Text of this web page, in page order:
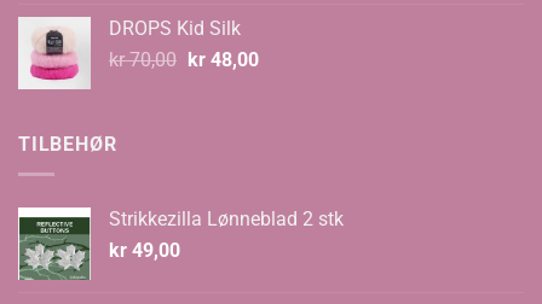
kr 67,00.
DROPS Kid Silk
kr70,00 Opprinnelig
kr48,00Nåværende
TILBEHØR
Strikkezilla Lønneblad 2 stk
kr 49,00